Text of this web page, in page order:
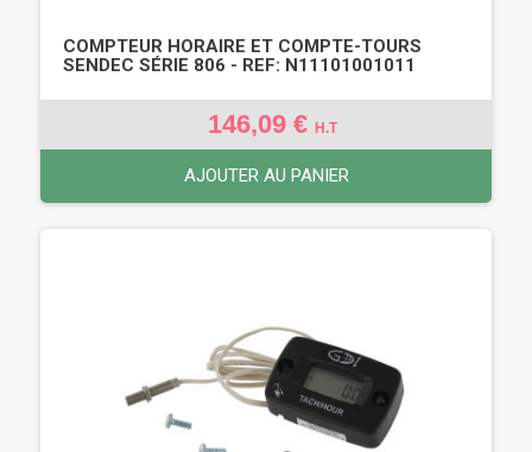
COMPTEUR HORAIRE ET COMPTE-TOURS
SENDEC SÉRIE 806 - REF: N11101001011
146,09 € H.T
AJOUTER AU PANIER